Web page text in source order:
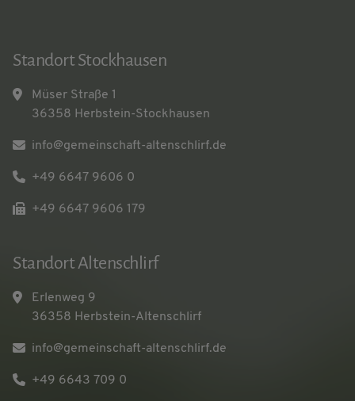
Standort Stockhausen
Müser Straße 1
36358 Herbstein-Stockhausen
info@gemeinschaft-altenschlirf.de
+49 6647 9606 0
+49 6647 9606 179
Standort Altenschlirf
Erlenweg 9
36358 Herbstein-Altenschlirf
info@gemeinschaft-altenschlirf.de
+49 6643 709 0